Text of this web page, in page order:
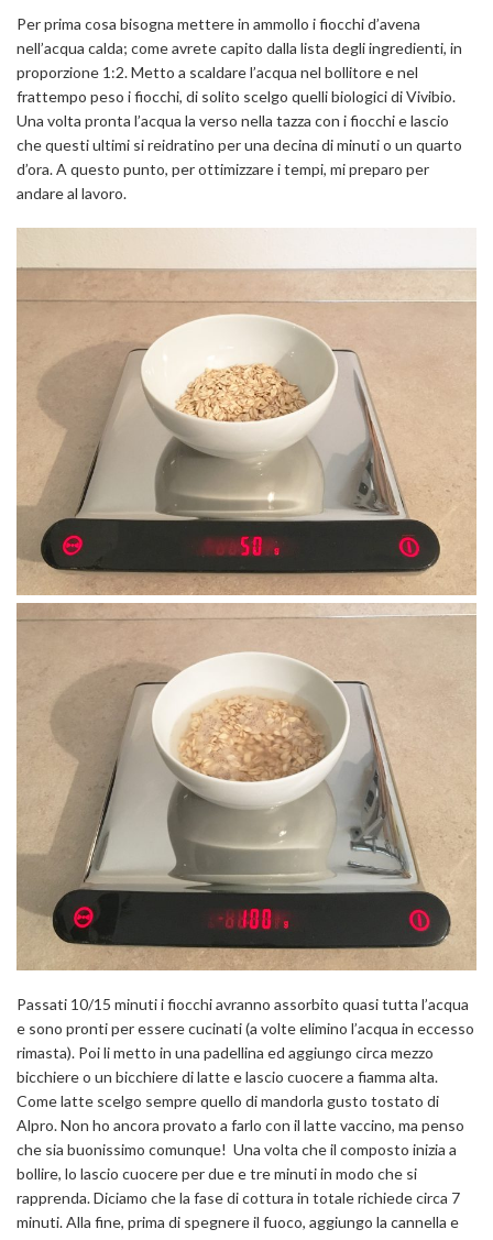
Per prima cosa bisogna mettere in ammollo i fiocchi d’avena
nell’acqua calda; come avrete capito dalla lista degli ingredienti, in
proporzione 1:2. Metto a scaldare l’acqua nel bollitore e nel
frattempo peso i fiocchi, di solito scelgo quelli biologici di Vivibio.
Una volta pronta l’acqua la verso nella tazza con i fiocchi e lascio
che questi ultimi si reidratino per una decina di minuti o un quarto
d’ora. A questo punto, per ottimizzare i tempi, mi preparo per
andare al lavoro.
Passati 10/15 minuti i fiocchi avranno assorbito quasi tutta l’acqua
e sono pronti per essere cucinati (a volte elimino l’acqua in eccesso
rimasta). Poi li metto in una padellina ed aggiungo circa mezzo
bicchiere o un bicchiere di latte e lascio cuocere a fiamma alta.
Come latte scelgo sempre quello di mandorla gusto tostato di
Alpro. Non ho ancora provato a farlo con il latte vaccino, ma penso
che sia buonissimo comunque! Una volta che il composto inizia a
bollire, lo lascio cuocere per due e tre minuti in modo che si
rapprenda. Diciamo che la fase di cottura in totale richiede circa 7
minuti. Alla fine, prima di spegnere il fuoco, aggiungo la cannella e